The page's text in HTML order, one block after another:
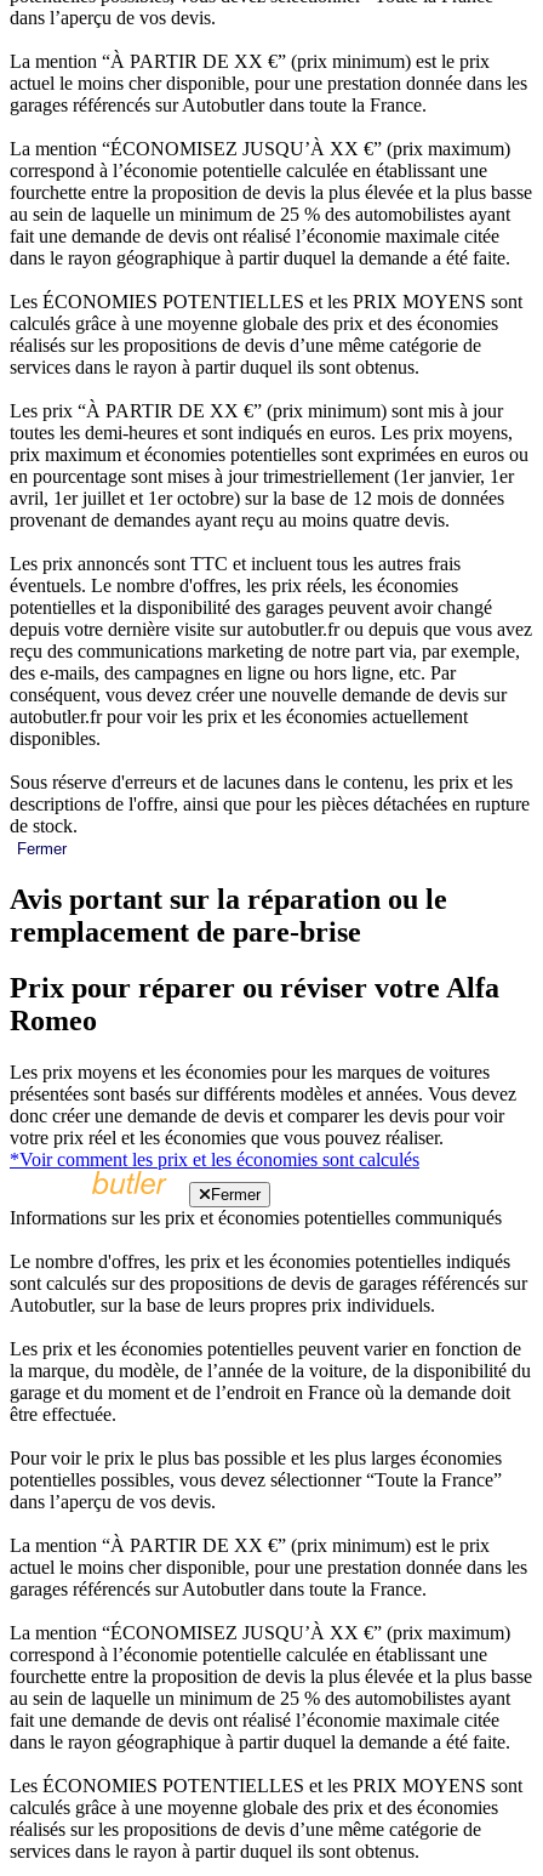
dans l’aperçu de vos devis.
La mention “À PARTIR DE XX €” (prix minimum) est le prix
actuel le moins cher disponible, pour une prestation donnée dans les
garages référencés sur Autobutler dans toute la France.
La mention “ÉCONOMISEZ JUSQU’À XX €” (prix maximum)
correspond à l’économie potentielle calculée en établissant une
fourchette entre la proposition de devis la plus élevée et la plus basse
au sein de laquelle un minimum de 25 % des automobilistes ayant
fait une demande de devis ont réalisé l’économie maximale citée
dans le rayon géographique à partir duquel la demande a été faite.
Les ÉCONOMIES POTENTIELLES et les PRIX MOYENS sont
calculés grâce à une moyenne globale des prix et des économies
réalisés sur les propositions de devis d’une même catégorie de
services dans le rayon à partir duquel ils sont obtenus.
Les prix “À PARTIR DE XX €” (prix minimum) sont mis à jour
toutes les demi-heures et sont indiqués en euros. Les prix moyens,
prix maximum et économies potentielles sont exprimées en euros ou
en pourcentage sont mises à jour trimestriellement (1er janvier, 1er
avril, 1er juillet et 1er octobre) sur la base de 12 mois de données
provenant de demandes ayant reçu au moins quatre devis.
Les prix annoncés sont TTC et incluent tous les autres frais
éventuels. Le nombre d'offres, les prix réels, les économies
potentielles et la disponibilité des garages peuvent avoir changé
depuis votre dernière visite sur autobutler.fr ou depuis que vous avez
reçu des communications marketing de notre part via, par exemple,
des e-mails, des campagnes en ligne ou hors ligne, etc. Par
conséquent, vous devez créer une nouvelle demande de devis sur
autobutler.fr pour voir les prix et les économies actuellement
disponibles.
Sous réserve d'erreurs et de lacunes dans le contenu, les prix et les
descriptions de l'offre, ainsi que pour les pièces détachées en rupture
de stock.
Fermer
Avis portant sur la réparation ou le
remplacement de pare-brise
Prix pour réparer ou réviser votre Alfa
Romeo
Les prix moyens et les économies pour les marques de voitures
présentées sont basés sur différents modèles et années. Vous devez
donc créer une demande de devis et comparer les devis pour voir
votre prix réel et les économies que vous pouvez réaliser.
*Voir comment les prix et les économies sont calculés
Fermer
Informations sur les prix et économies potentielles communiqués
Le nombre d'offres, les prix et les économies potentielles indiqués
sont calculés sur des propositions de devis de garages référencés sur
Autobutler, sur la base de leurs propres prix individuels.
Les prix et les économies potentielles peuvent varier en fonction de
la marque, du modèle, de l’année de la voiture, de la disponibilité du
garage et du moment et de l’endroit en France où la demande doit
être effectuée.
Pour voir le prix le plus bas possible et les plus larges économies
potentielles possibles, vous devez sélectionner “Toute la France”
dans l’aperçu de vos devis.
La mention “À PARTIR DE XX €” (prix minimum) est le prix
actuel le moins cher disponible, pour une prestation donnée dans les
garages référencés sur Autobutler dans toute la France.
La mention “ÉCONOMISEZ JUSQU’À XX €” (prix maximum)
correspond à l’économie potentielle calculée en établissant une
fourchette entre la proposition de devis la plus élevée et la plus basse
au sein de laquelle un minimum de 25 % des automobilistes ayant
fait une demande de devis ont réalisé l’économie maximale citée
dans le rayon géographique à partir duquel la demande a été faite.
Les ÉCONOMIES POTENTIELLES et les PRIX MOYENS sont
calculés grâce à une moyenne globale des prix et des économies
réalisés sur les propositions de devis d’une même catégorie de
services dans le rayon à partir duquel ils sont obtenus.